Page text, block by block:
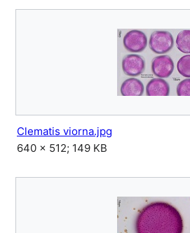
Clematis viorna.jpg
640 × 512; 149 KB